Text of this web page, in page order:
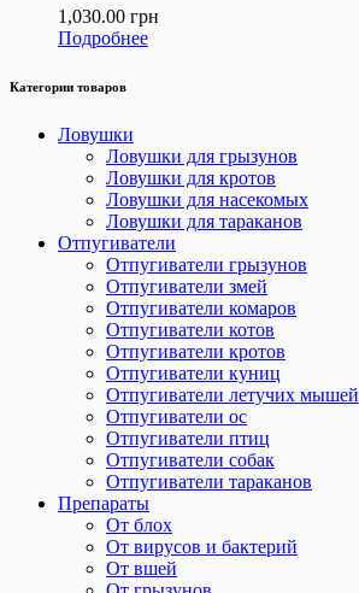
1,030.00 грн
Подробнее
Категории товаров
Ловушки
Ловушки для грызунов
Ловушки для кротов
Ловушки для насекомых
Ловушки для тараканов
Отпугиватели
Отпугиватели грызунов
Отпугиватели змей
Отпугиватели комаров
Отпугиватели котов
Отпугиватели кротов
Отпугиватели куниц
Отпугиватели летучих мышей
Отпугиватели ос
Отпугиватели птиц
Отпугиватели собак
Отпугиватели тараканов
Препараты
От блох
От вирусов и бактерий
От вшей